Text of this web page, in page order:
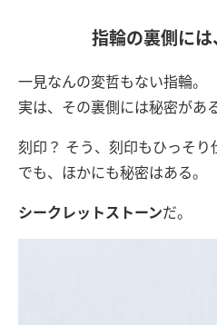
指輪の裏側に
一見なんの変哲もない指輪。
実は、その裏側には秘密があ
刻印？ そう、刻印もひっそり
でも、ほかにも秘密はある。
シークレットストーンだ。